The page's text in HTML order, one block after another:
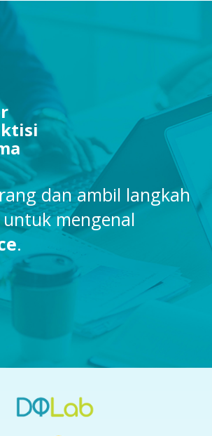
dan ambil langkah
mengenal
.